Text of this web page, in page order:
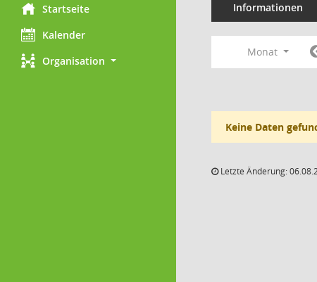
Startseite
Kalender
Organisation
Informationen
Monat
Keine Daten
Letzte Änderung: